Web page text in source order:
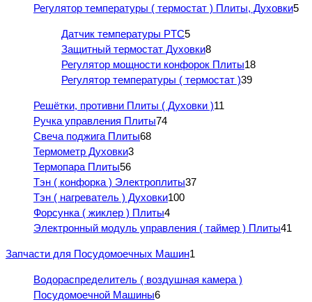
Регулятор температуры ( термостат ) Плиты, Духовки5
Датчик температуры PTC5
Защитный термостат Духовки8
Регулятор мощности конфорок Плиты18
Регулятор температуры ( термостат )39
Решётки, противни Плиты ( Духовки )11
Ручка управления Плиты74
Свеча поджига Плиты68
Термометр Духовки3
Термопара Плиты56
Тэн ( конфорка ) Электроплиты37
Тэн ( нагреватель ) Духовки100
Форсунка ( жиклер ) Плиты4
Электронный модуль управления ( таймер ) Плиты41
Запчасти для Посудомоечных Машин1
Водораспределитель ( воздушная камера )
Посудомоечной Машины6